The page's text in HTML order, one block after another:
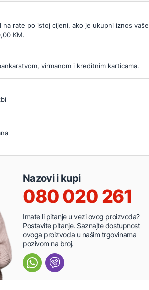
na rate po istoj cijeni, ako je ukupni iznos vaše
KM.
virmanom i kreditnim karticama.
Nazovi i kupi
080 020 261
Imate li pitanje u vezi ovog proizvoda?
Postavite pitanje. Saznajte dostupnost
ovoga proizvoda u našim trgovinama
pozivom na broj.